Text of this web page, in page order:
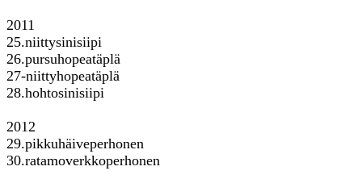
2011
25.niittysinisiipi
26.pursuhopeatäplä
27-niittyhopeatäplä
28.hohtosinisiipi
2012
29.pikkuhäiveperhonen
30.ratamoverkkoperhonen